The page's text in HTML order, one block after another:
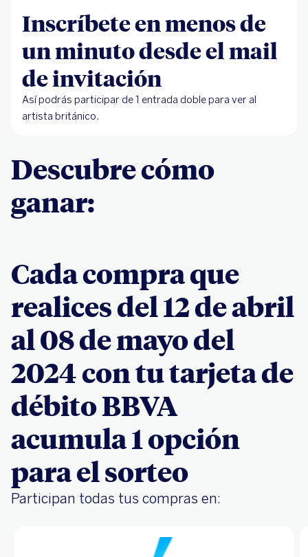
Inscríbete en menos de
un minuto desde el mail
de invitación
Así podrás participar de 1 entrada doble para ver al
artista británico.
Descubre cómo
ganar:
Cada compra que
realices del 12 de abril
al 08 de mayo del
2024 con tu tarjeta de
débito BBVA
acumula 1 opción
para el sorteo
Participan todas tus compras en: